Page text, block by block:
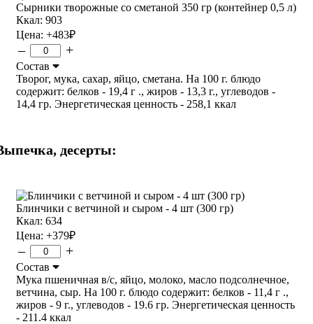
Сырники творожные со сметаной 350 гр (контейнер 0,5 л)
Ккал: 903
Цена: +483₽
– +
Состав
Творог, мука, сахар, яйцо, сметана. На 100 г. блюдо
содержит: белков - 19,4 г ., жиров - 13,3 г., углеводов -
14,4 гр. Энергетическая ценность - 258,1 ккал
десерты:
Блинчики с ветчиной и сыром - 4 шт (300 гр)
Ккал: 634
Цена: +379₽
– +
Состав
Мука пшеничная в/с, яйцо, молоко, масло подсолнечное,
ветчина, сыр. На 100 г. блюдо содержит: белков - 11,4 г .,
жиров - 9 г., углеводов - 19.6 гр. Энергетическая ценность
- 211.4 ккал